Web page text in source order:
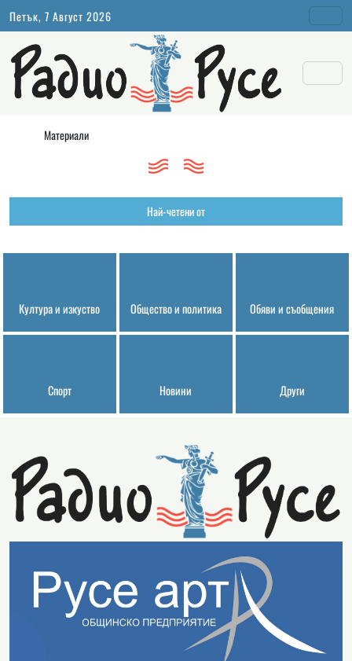
Петък, 7 Август 2026
Материали
Най-четени от
Култура и изкуство Общество и политика Обяви и съобщения
Спорт Новини Други